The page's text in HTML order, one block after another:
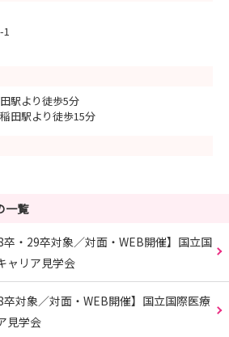
1
駅より徒歩5分
田駅より徒歩15分
一覧
卒・29卒対象／対面・WEB開催】国立国
ャリア見学会
卒対象／対面・WEB開催】国立国際医療
見学会